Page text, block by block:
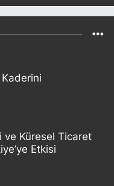
ve Küresel Ticaret
Etkisi